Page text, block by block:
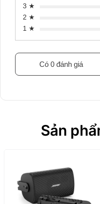
3 ★
2 ★
1 ★
Có 0 đánh giá
Sản